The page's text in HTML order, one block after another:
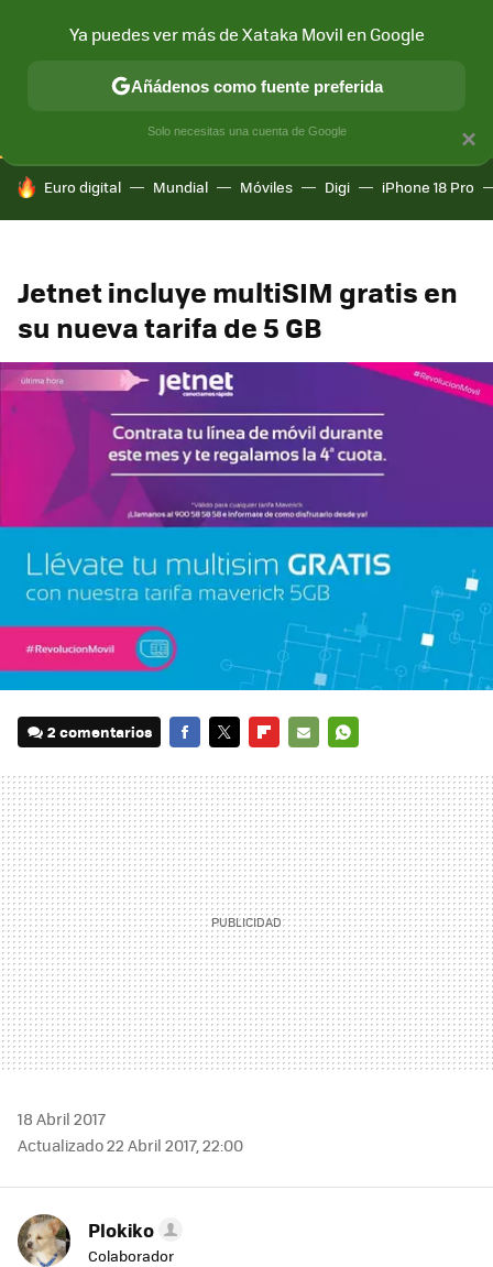
CONECTIVIDAD MÓVIL Y SOCIEDAD APLICACIONES
HOY SE HABLA DE
Euro digital Mundial Móviles Digi iPhone 18 Pro
Jetnet incluye multiSIM gratis en
su nueva tarifa de 5 GB
2 comentarios
MAIL
18 Abril 2017
Actualizado 22 Abril 2017, 22:00
Plokiko
Colaborador
×
Ya puedes ver más de Xataka Movil en Google
Añádenos como fuente preferida
Solo necesitas una cuenta de Google